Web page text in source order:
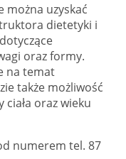
można uzyskać
dietetyki i
oraz formy.
na temat
także możliwość
ciała oraz wieku
numerem tel. 87